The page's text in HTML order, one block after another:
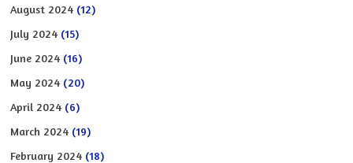
August 2024 (12)
July 2024 (15)
June 2024 (16)
May 2024 (20)
April 2024 (6)
March 2024 (19)
February 2024 (18)